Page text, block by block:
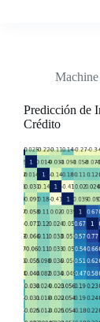
Predicción de
Crédito